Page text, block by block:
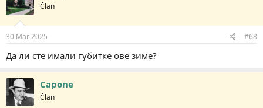
Član
30 Mar 2025 #68
Да ли сте имали губитке ове зиме?
Capone
Član